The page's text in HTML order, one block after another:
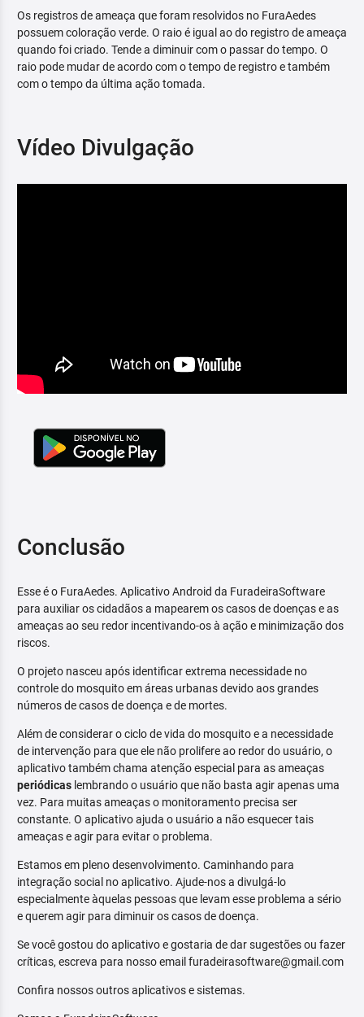
Os registros de ameaça que foram resolvidos no FuraAedes
possuem coloração verde. O raio é igual ao do registro de ameaça
quando foi criado. Tende a diminuir com o passar do tempo. O
raio pode mudar de acordo com o tempo de registro e também
com o tempo da última ação tomada.
Vídeo Divulgação
Conclusão
Esse é o FuraAedes. Aplicativo Android da FuradeiraSoftware
para auxiliar os cidadãos a mapearem os casos de doenças e as
ameaças ao seu redor incentivando-os à ação e minimização dos
riscos.
O projeto nasceu após identificar extrema necessidade no
controle do mosquito em áreas urbanas devido aos grandes
números de casos de doença e de mortes.
Além de considerar o ciclo de vida do mosquito e a necessidade
de intervenção para que ele não prolifere ao redor do usuário, o
aplicativo também chama atenção especial para as ameaças
periódicas lembrando o usuário que não basta agir apenas uma
vez. Para muitas ameaças o monitoramento precisa ser
constante. O aplicativo ajuda o usuário a não esquecer tais
ameaças e agir para evitar o problema.
Estamos em pleno desenvolvimento. Caminhando para
integração social no aplicativo. Ajude-nos a divulgá-lo
especialmente àquelas pessoas que levam esse problema a sério
e querem agir para diminuir os casos de doença.
Se você gostou do aplicativo e gostaria de dar sugestões ou fazer
críticas, escreva para nosso email furadeirasoftware@gmail.com
Confira nossos outros aplicativos e sistemas.